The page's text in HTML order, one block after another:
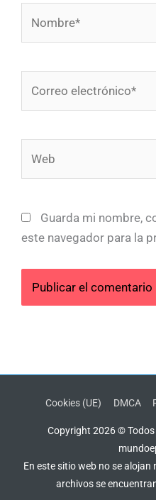
Guarda mi nombre,
este navegador para la
Cookies (UE) DMCA
Copyright 2026 ©
En este sitio web no se
archivos se